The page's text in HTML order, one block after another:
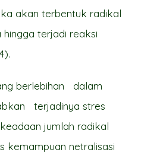
akan terbentuk radikal
terjadi reaksi
berlebihan dalam
terjadinya stres
jumlah radikal
kemampuan netralisasi